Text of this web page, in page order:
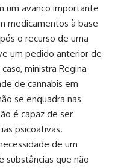
um avanço importante
medicamentos à base
o recurso de uma
um pedido anterior de
ministra Regina
de cannabis em
se enquadra nas
é capaz de ser
psicoativas.
de um
substâncias que não